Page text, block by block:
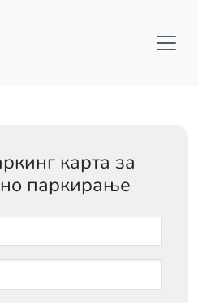
карта за
паркирање